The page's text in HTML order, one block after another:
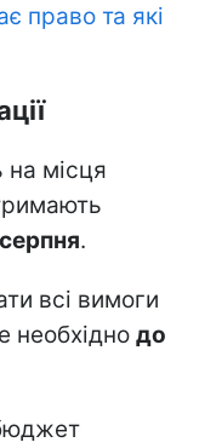
право та які
на місця
.
всі вимоги
необхідно до